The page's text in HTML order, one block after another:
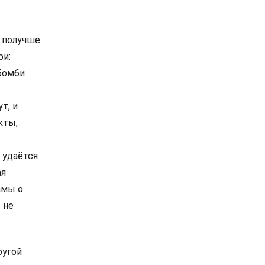
и
о
не